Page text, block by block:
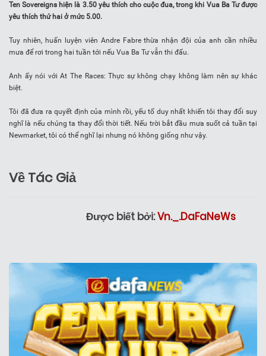
Ten Sovereigns hiện là 3.50 yêu thích cho cuộc đua, trong khi Vua Ba Tư được
yêu thích thứ hai ở mức 5.00.
Tuy nhiên, huấn luyện viên Andre Fabre thừa nhận đội của anh cần nhiều
mưa để rơi trong hai tuần tới nếu Vua Ba Tư vẫn thi đấu.
Anh ấy nói với At The Races: Thực sự không chạy không làm nên sự khác
biệt.
Tôi đã đưa ra quyết định của mình rồi, yếu tố duy nhất khiến tôi thay đổi suy
nghĩ là nếu chúng ta thay đổi thời tiết. Nếu trời bắt đầu mưa suốt cả tuần tại
Newmarket, tôi có thể nghĩ lại nhưng nó không giống như vậy.
Về Tác Giả
Được biết bởi:Vn._.DaFaNeWs